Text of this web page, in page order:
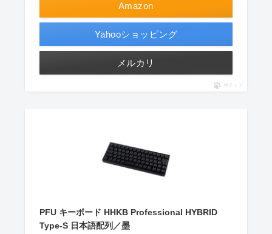
Amazon
Yahooショッピング
メルカリ
ポチップ
PFU キーボード HHKB Professional HYBRID
Type-S 日本語配列／墨